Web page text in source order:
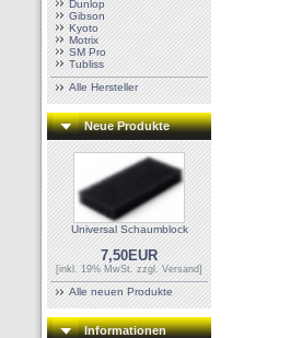
Dunlop
Gibson
Kyoto
Motrix
SM Pro
Tubliss
Alle Hersteller
Neue Produkte
Universal Schaumblock
7,50EUR
[inkl. 19% MwSt. zzgl.Versand]
Alle neuen Produkte
Informationen